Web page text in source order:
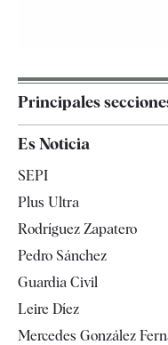
Principales
Televisión
Es Noticia
SEPI
Plus Ultra
Rodríguez Zapatero
Pedro Sánchez
Guardia Civil
Leire Díez
Mercedes González